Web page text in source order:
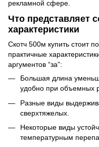
рекламной сфере.
Что представляет
характеристики
Скотч 500м купить стоит
практичные
аргументов “за”:
Большая длина
удобно при объемных
Разные виды
сверхтяжелых.
Некоторые виды
температурным